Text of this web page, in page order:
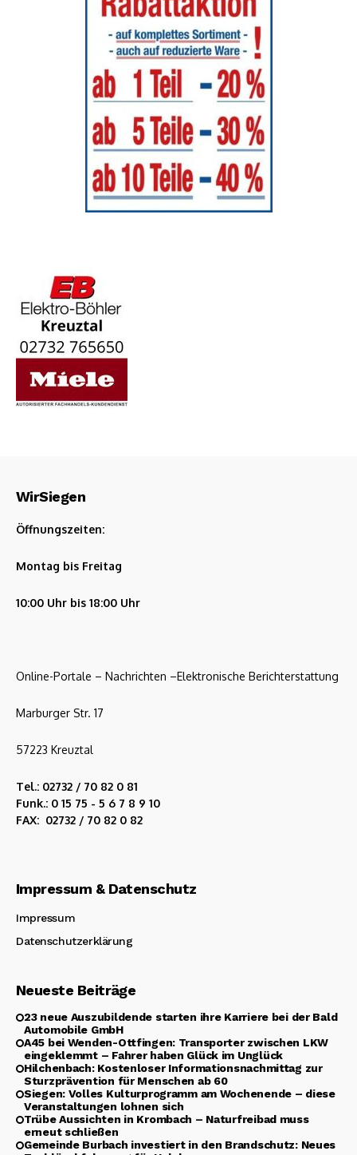
WirSiegen
Öffnungszeiten:
Montag bis Freitag
10:00 Uhr bis 18:00 Uhr
Online-Portale – Nachrichten –Elektronische Berichterstattung
Marburger Str. 17
57223 Kreuztal
Tel.: 02732 / 70 82 0 81
Funk.: 0 15 75 - 5 6 7 8 9 10
FAX: 02732 / 70 82 0 82
Impressum & Datenschutz
Impressum
Datenschutzerklärung
Neueste Beiträge
23 neue Auszubildende starten ihre Karriere bei der Bald
Automobile GmbH
A45 bei Wenden-Ottfingen: Transporter zwischen LKW
eingeklemmt – Fahrer haben Glück im Unglück
Hilchenbach: Kostenloser Informationsnachmittag zur
Sturzprävention für Menschen ab 60
Siegen: Volles Kulturprogramm am Wochenende – diese
Veranstaltungen lohnen sich
Trübe Aussichten in Krombach – Naturfreibad muss
erneut schließen
Gemeinde Burbach investiert in den Brandschutz: Neues